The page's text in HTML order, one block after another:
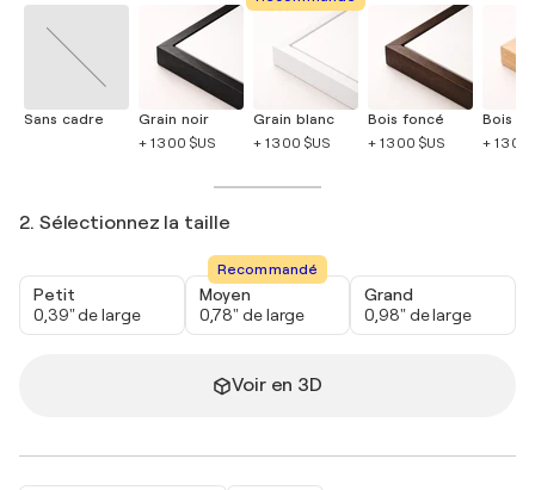
Sans cadre
Grain noir
+ 1 300 $US
Grain blanc
+ 1 300 $US
Bois foncé
+ 1 300 $US
Bois
+ 1 300
2. Sélectionnez la taille
Petit
0,39" de large
Recommandé
Moyen
0,78" de large
Grand
0,98" de large
Voir en 3D